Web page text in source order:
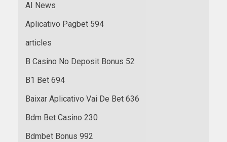
AI News
Aplicativo Pagbet 594
articles
B Casino No Deposit Bonus 52
B1 Bet 694
Baixar Aplicativo Vai De Bet 636
Bdm Bet Casino 230
Bdmbet Bonus 992